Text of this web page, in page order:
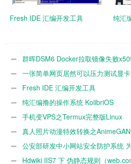
Fresh IDE 汇编开发工具 纯汇
群晖DSM6 Docker拉取镜像失败
一张简单网页居然可以压力测试显卡
Fresh IDE 汇编开发工具
纯汇编撸的操作系统 KolibriOS
手机变VPS之Termux完整版Linux
真人照片动漫特效转换之
公安部研发中小网站安全防护系统
Hdwiki IIS7 下 伪静态规则（